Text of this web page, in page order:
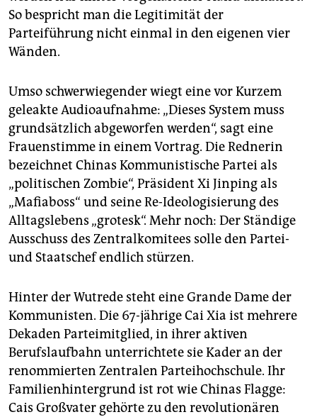
So bespricht man die Legitimität der
Parteiführung nicht einmal in den eigenen vier
Wänden.
Umso schwerwiegender wiegt eine vor Kurzem
geleakte Audioaufnahme: „Dieses System muss
grundsätzlich abgeworfen werden“, sagt eine
Frauenstimme in einem Vortrag. Die Rednerin
bezeichnet Chinas Kommunistische Partei als
„politischen Zombie“, Präsident Xi Jinping als
„Mafiaboss“ und seine Re-Ideologisierung des
Alltagslebens „grotesk“. Mehr noch: Der Ständige
Ausschuss des Zentralkomitees solle den Partei-
und Staatschef endlich stürzen.
Hinter der Wutrede steht eine Grande Dame der
Kommunisten. Die 67-jährige Cai Xia ist mehrere
Dekaden Parteimitglied, in ihrer aktiven
Berufslaufbahn unterrichtete sie Kader an der
renommierten Zentralen Parteihochschule. Ihr
Familienhintergrund ist rot wie Chinas Flagge:
Cais Großvater gehörte zu den revolutionären